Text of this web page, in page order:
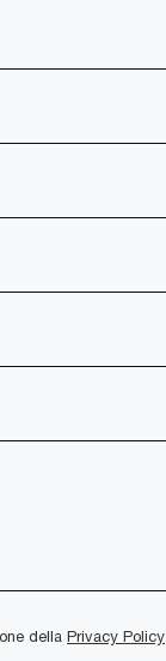
della Privacy Policy